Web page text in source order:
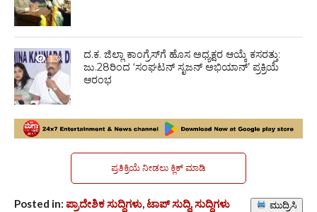
1.3K
ದ.ಕ. ಜಿಲ್ಲಾ ಕಾಂಗ್ರೆಸ್‌ಗೆ ಹೊಸ ಅಧ್ಯಕ್ಷರ ಆಯ್ಕೆ ಕಸರತ್ತು:
ಜು.28ರಿಂದ ‘ಸಂಘಟನ್ ಸೃಜನ್ ಅಭಿಯಾನ್’ ಪ್ರಕ್ರಿಯೆ
ಆರಂಭ
ಪ್ರತಿಕ್ರಿಯೆ ನೀಡಲು ಕ್ಲಿಕ್ ಮಾಡಿ
Posted in: ಪ್ರಾದೇಶಿಕ ಸುದ್ದಿಗಳು,ಟಾಪ್ ಸುದ್ದಿ,ಸುದ್ದಿಗಳು ಮುದ್ರಿಸಿ